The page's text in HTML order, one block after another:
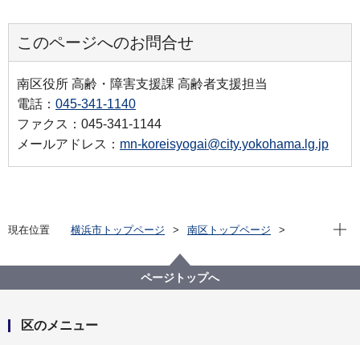
このページへのお問合せ
南区役所 高齢・障害支援課 高齢者支援担当
電話： 045-341-1140
ファクス：045-341-1144
メールアドレス： mn-koreisyogai@city.yokohama.lg.jp
現在位置 横浜市トップページ
南区トップページ
介護予防等への取組
南区介護予防体操の紹介
現在
ページトップへ
区のメニュー